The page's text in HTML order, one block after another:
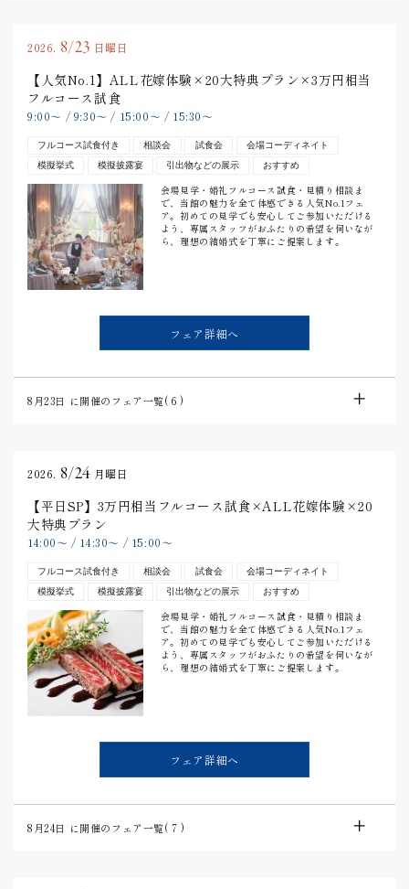
2026. 8/23 日曜日
【人気No.1】ALL花嫁体験×20大特典プラン×3万円相当
フルコース試食
9:00〜 / 9:30〜 / 15:00〜 / 15:30〜
フルコース試食付き 相談会 試食会
会場コーディネイト
模擬挙式
模擬披露宴 引出物などの展示 おすすめ
会場見学・婚礼フルコース試食・見積り相談ま
で、当館の魅力を全て体感できる人気No.1フェ
ア。初めての見学でも安心してご参加いただける
よう、専属スタッフがおふたりの希望を伺いなが
ら、理想の結婚式を丁寧にご提案します。
フェア詳細へ
8月23日 に開催のフェア一覧(6 )
2026. 8/24 月曜日
【平日SP】3万円相当フルコース試食×ALL花嫁体験×20
大特典プラン
14:00〜 / 14:30〜 / 15:00〜
フルコース試食付き 相談会 試食会
会場コーディネイト
模擬挙式
模擬披露宴 引出物などの展示 おすすめ
会場見学・婚礼フルコース試食・見積り相談ま
で、当館の魅力を全て体感できる人気No.1フェ
ア。初めての見学でも安心してご参加いただける
よう、専属スタッフがおふたりの希望を伺いなが
ら、理想の結婚式を丁寧にご提案します。
フェア詳細へ
8月24日 に開催のフェア一覧(7 )